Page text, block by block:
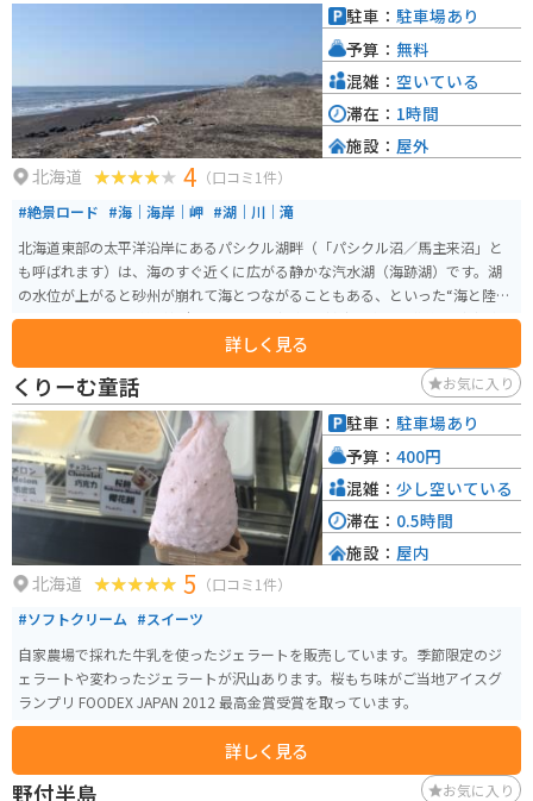
北海道 4 （口コミ1件）
#絶景ロード #海｜海岸｜岬 #湖｜川｜滝
北海道東部の太平洋沿岸にあるパシクル湖畔（「パシクル沼／馬主来沼」と
も呼ばれます）は、海のすぐ近くに広がる静かな汽水湖（海跡湖）です。湖
の水位が上がると砂州が崩れて海とつながることもある、といった“海と陸の
境目”ならではの表情が魅力で、ヨシなどの湿地植生と水面、背後の丘陵がつ
くる景観はとても素朴で美しい場所です。 特に見どころは夕景。夕日が沈む
時間帯には、水面に赤く映る光と空のグラデーションが広がり、写真スポッ
トです。所在地は釧路市の音別町周辺で、白糠町との境界付近に位置します。
国道38号が近くを通り、根室本線の列車の車窓からも眺められます。
詳しく見る
駐車： 駐車場あり
予算： 無料
混雑： 空いている
滞在： 1時間
施設： 屋外
くりーむ童話 お気に入り
北海道 5 （口コミ1件）
#ソフトクリーム #スイーツ
自家農場で採れた牛乳を使ったジェラートを販売しています。季節限定のジ
ェラートや変わったジェラートが沢山あります。桜もち味がご当地アイスグ
ランプリ FOODEX JAPAN 2012 最高金賞受賞を取っています。
詳しく見る
駐車： 駐車場あり
予算： 400円
混雑： 少し空いている
滞在： 0.5時間
施設： 屋内
野付半島 お気に入り